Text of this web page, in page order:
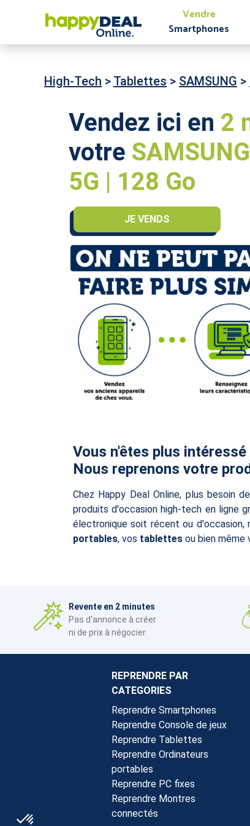
Vendre
Smartphones
High-Tech > Tablettes > SAMSUNG >
Vendez ici en 2
votre
5G | 128 Go
JE VENDS
Vous n'êtes plus
Nous reprenons votre
Chez Happy Deal Online, plus besoin
produits d'occasion high-tech en ligne
électronique soit récent ou d'occasion,
portables, vos tablettesou bien même
Revente en 2 minutes
Pas d'annonce à créer
ni de prix à négocier
REPRENDRE PAR
CATEGORIES
Reprendre Smartphones
Reprendre Console de jeux
Reprendre Tablettes
Reprendre Ordinateurs
portables
Reprendre PC fixes
Reprendre Montres
connectés